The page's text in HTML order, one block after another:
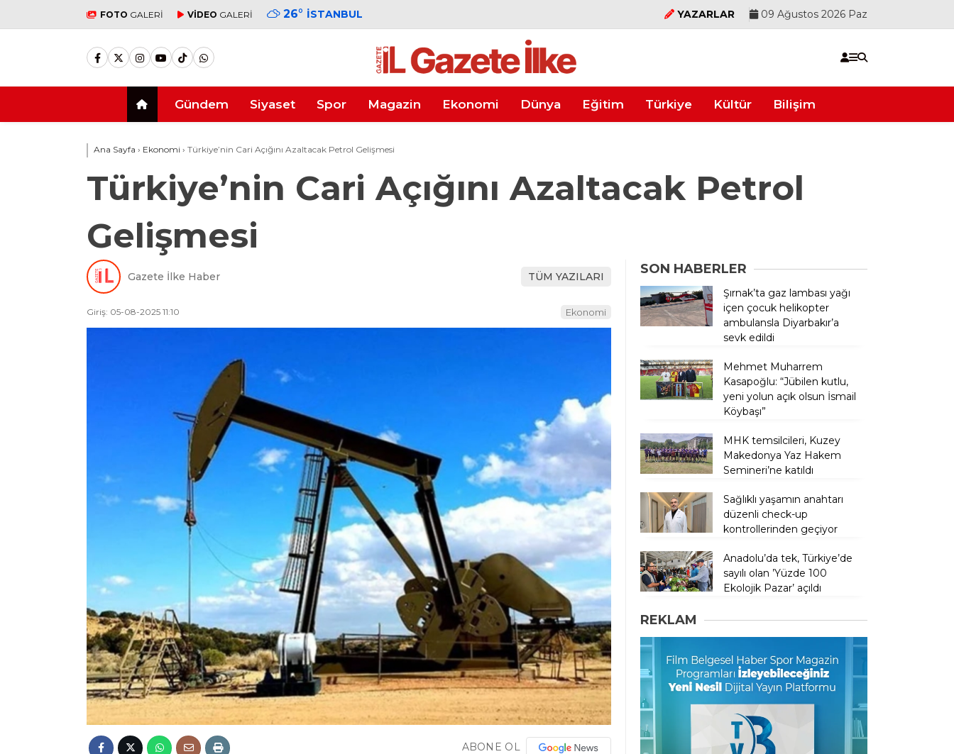
FOTO GALERİ VİDEO GALERİ 26° İSTANBUL YAZARLAR 09 Ağustos 2026 Paz
Gündem Siyaset Spor Magazin Ekonomi Dünya Eğitim Türkiye Kültür Bilişim
Ana Sayfa › Ekonomi › Türkiye’nin Cari Açığını Azaltacak Petrol Gelişmesi
Türkiye’nin Cari Açığını Azaltacak Petrol
Gelişmesi
Gazete İlke Haber TÜM YAZILARI
Giriş: 05-08-2025 11:10 Ekonomi
ABONE OL
SON HABERLER
Şırnak’ta gaz lambası yağı
içen çocuk helikopter
ambulansla Diyarbakır’a
sevk edildi
Mehmet Muharrem
Kasapoğlu: “Jübilen kutlu,
yeni yolun açık olsun İsmail
Köybaşı”
MHK temsilcileri, Kuzey
Makedonya Yaz Hakem
Semineri’ne katıldı
Sağlıklı yaşamın anahtarı
düzenli check-up
kontrollerinden geçiyor
Anadolu’da tek, Türkiye’de
sayılı olan ’Yüzde 100
Ekolojik Pazar’ açıldı
REKLAM